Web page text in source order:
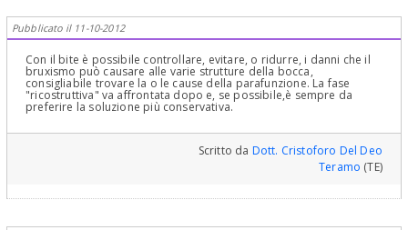
Pubblicato il 11-10-2012
Con il bite è possibile controllare, evitare, o ridurre, i danni che il
bruxismo può causare alle varie strutture della bocca,
consigliabile trovare la o le cause della parafunzione. La fase
"ricostruttiva" va affrontata dopo e, se possibile,è sempre da
preferire la soluzione più conservativa.
Scritto da Dott. Cristoforo Del Deo
Teramo (TE)